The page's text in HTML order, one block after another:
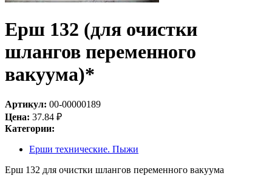
Ерш 132 (для очистки
шлангов переменного
вакуума)*
Артикул: 00-00000189
Цена: 37.84 ₽
Категории:
Ерши технические. Пыжи
Ерш 132 для очистки шлангов переменного вакуума